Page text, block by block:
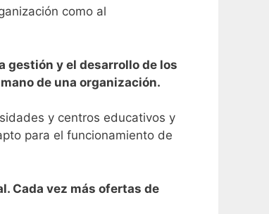
como al
gestión y el desarrollo de los
de una organización.
y centros educativos y
para el funcionamiento de
Cada vez más ofertas de